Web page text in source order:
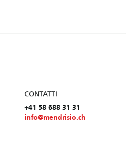
CONTATTI
+41 58 688 31 31
info@mendrisio.ch